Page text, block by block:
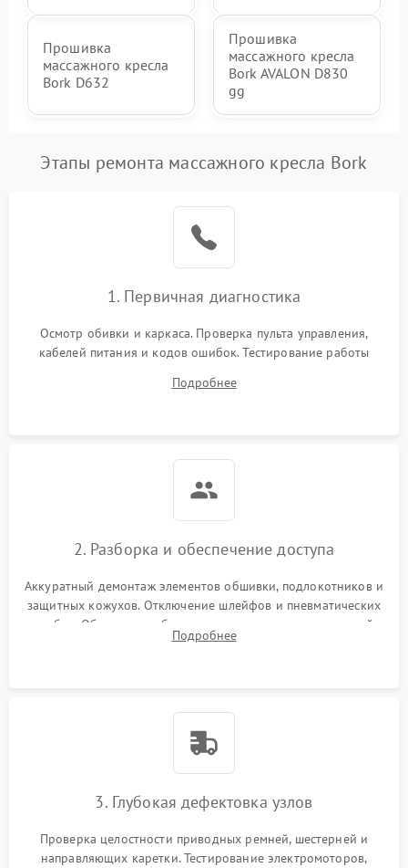
Прошивка
массажного кресла
Bork D632
Прошивка
массажного кресла
Bork AVALON D830
gg
Этапы ремонта массажного кресла Bork
1. Первичная диагностика
Осмотр обивки и каркаса. Проверка пульта управления,
кабелей питания и кодов ошибок. Тестирование работы
в разных режимах для выявления неисправных зон и
Подробнее
2. Разборка и обеспечение доступа
Аккуратный демонтаж элементов обшивки, подлокотников и
защитных кожухов. Отключение шлейфов и пневматических
трубок. Обеспечение безопасного доступа к материнской
плате, блоку питания, моторам и каретке массажного
Подробнее
3. Глубокая дефектовка узлов
Проверка целостности приводных ремней, шестерней и
направляющих каретки. Тестирование электромоторов,